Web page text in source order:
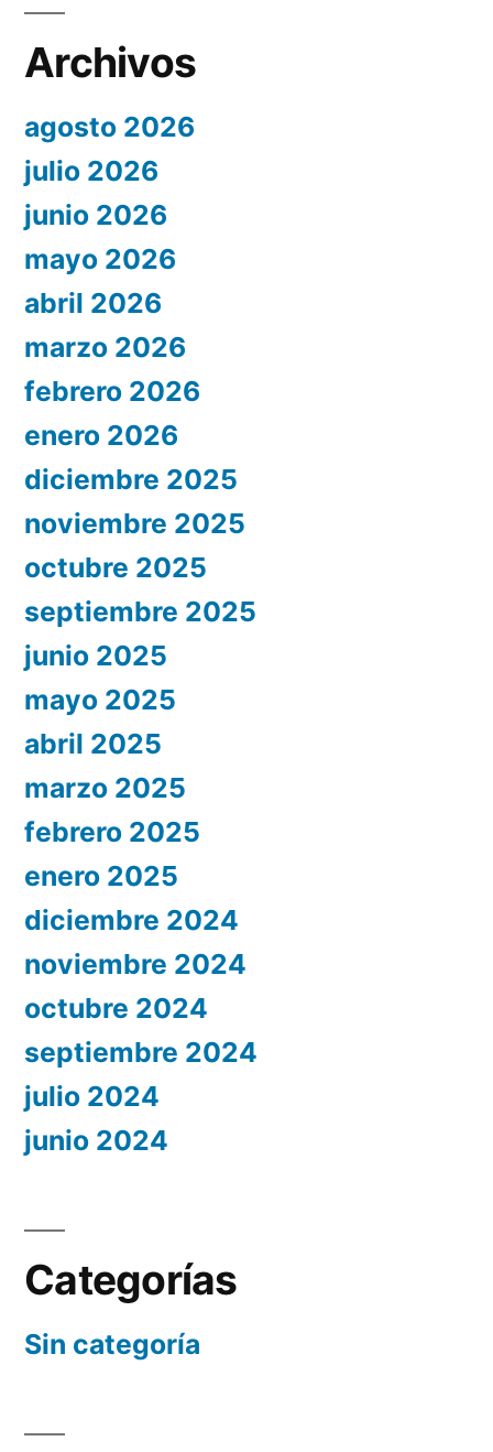
Archivos
agosto 2026
julio 2026
junio 2026
mayo 2026
abril 2026
marzo 2026
febrero 2026
enero 2026
diciembre 2025
noviembre 2025
octubre 2025
septiembre 2025
junio 2025
mayo 2025
abril 2025
marzo 2025
febrero 2025
enero 2025
diciembre 2024
noviembre 2024
octubre 2024
septiembre 2024
julio 2024
junio 2024
Categorías
Sin categoría